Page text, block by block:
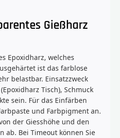
Gießharz
Epoxidharz, welches
ist das farblose
belastbar. Einsatzzweck
Tisch), Schmuck
sein. Für das Einfärben
und Farbpigment an.
der Giesshöhe und den
ab. Bei Timeout können Sie